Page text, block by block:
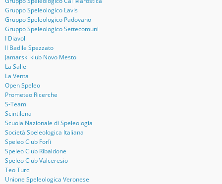
Gruppo Speleologico Lavis
Gruppo Speleologico Padovano
Gruppo Speleologico Settecomuni
I Diavoli
Il Badile Spezzato
Jamarski klub Novo Mesto
La Salle
La Venta
Open Speleo
Prometeo Ricerche
S-Team
Scintilena
Scuola Nazionale di Speleologia
Società Speleologica Italiana
Speleo Club Forlì
Speleo Club Ribaldone
Speleo Club Valceresio
Teo Turci
Unione Speleologica Veronese